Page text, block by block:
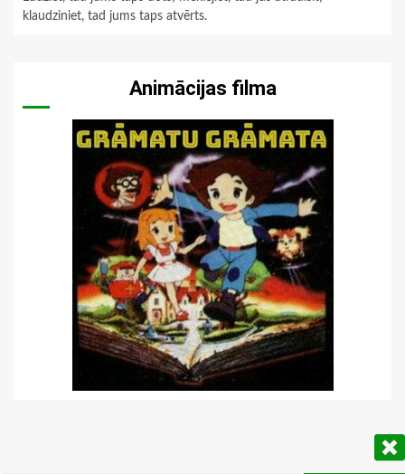
klaudziniet, tad jums taps atvērts.
Animācijas filma